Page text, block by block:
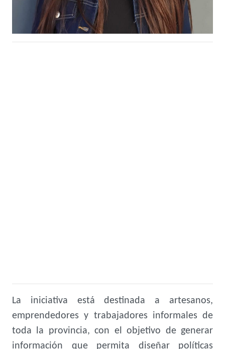
La iniciativa está destinada a artesanos,
emprendedores y trabajadores informales de
toda la provincia, con el objetivo de generar
información que permita diseñar políticas